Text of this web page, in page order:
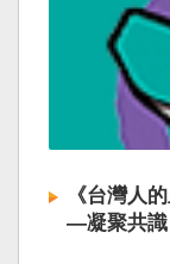
《台灣人
—凝聚共識